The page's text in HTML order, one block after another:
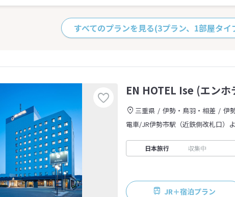
すべてのプランを見る(3プラン、1部屋タイ
EN HOTEL Ise (エンホ
三重県 伊勢・鳥羽・相差
伊
電車/JR伊勢市駅（近鉄側改札口）
日本旅行 収集中
JR＋宿泊プラン